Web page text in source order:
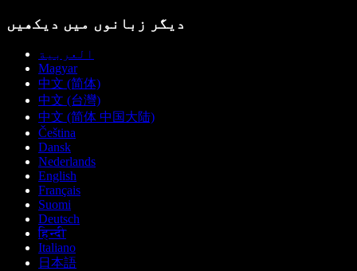
دیگر زبانوں میں دیکھیں
العربية
Magyar
中文 (简体)
中文 (台灣)
中文 (简体 中国大陆)
Čeština
Dansk
Nederlands
English
Français
Suomi
Deutsch
हिन्दी
Italiano
日本語